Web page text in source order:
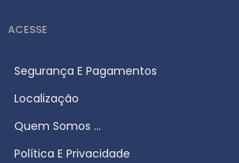
ACESSE
Segurança E Pagamentos
Localização
Quem Somos ...
Política E Privacidade